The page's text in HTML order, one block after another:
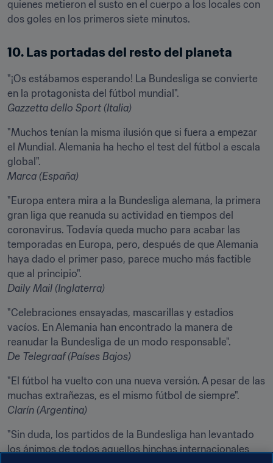
quienes metieron el susto en el cuerpo a los locales con
dos goles en los primeros siete minutos.
10. Las portadas del resto del planeta
"¡Os estábamos esperando! La Bundesliga se convierte
Gazzetta dello Sport (Italia)
"Muchos tenían la misma ilusión que si fuera a empezar
el Mundial. Alemania ha hecho el test del fútbol a escala
Marca (España)
"Europa entera mira a la Bundesliga alemana, la primera
gran liga que reanuda su actividad en tiempos del
coronavirus. Todavía queda mucho para acabar las
temporadas en Europa, pero, después de que Alemania
haya dado el primer paso, parece mucho más factible
Daily Mail (Inglaterra)
"Celebraciones ensayadas, mascarillas y estadios
vacíos. En Alemania han encontrado la manera de
De Telegraaf (Países Bajos)
"El fútbol ha vuelto con una nueva versión. A pesar de las
Clarín (Argentina)
"Sin duda, los partidos de la Bundesliga han levantado
los ánimos de todos aquellos hinchas internacionales